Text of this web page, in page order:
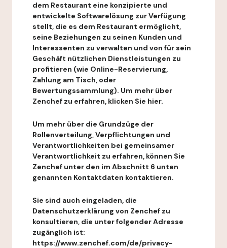
dem Restaurant eine konzipierte und
entwickelte Softwarelösung zur Verfügung
stellt, die es dem Restaurant ermöglicht,
seine Beziehungen zu seinen Kunden und
Interessenten zu verwalten und von für sein
Geschäft nützlichen Dienstleistungen zu
profitieren (wie Online-Reservierung,
Zahlung am Tisch, oder
Bewertungssammlung). Um mehr über
Zenchef zu erfahren, klicken Sie hier.
Um mehr über die Grundzüge der
Rollenverteilung, Verpflichtungen und
Verantwortlichkeiten bei gemeinsamer
Verantwortlichkeit zu erfahren, können Sie
Zenchef unter den im Abschnitt 6 unten
genannten Kontaktdaten kontaktieren.
Sie sind auch eingeladen, die
Datenschutzerklärung von Zenchef zu
konsultieren, die unter folgender Adresse
zugänglich ist:
https://www.zenchef.com/de/privacy-